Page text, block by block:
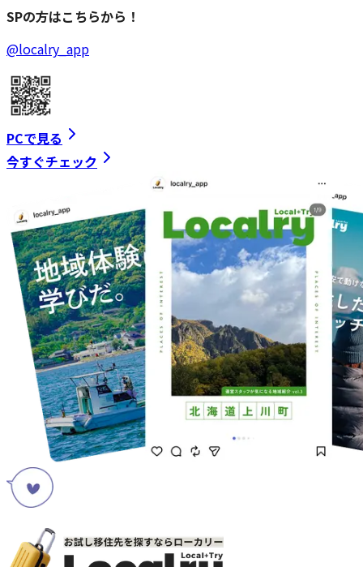
SPの方はこちらから！
@localry_app
PCで見る
今すぐチェック